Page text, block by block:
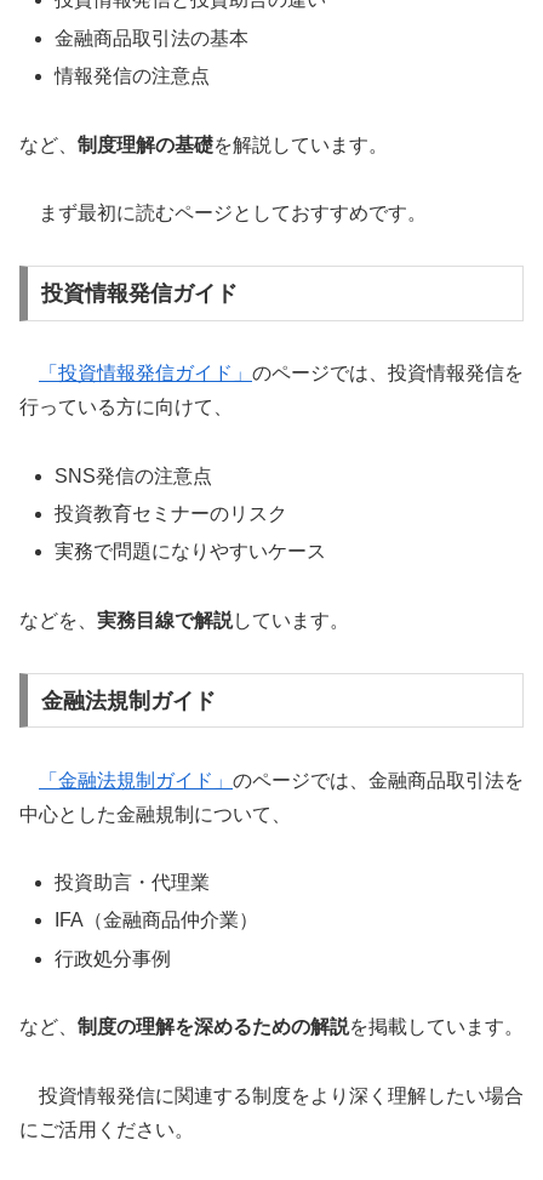
金融商品取引法の基本
情報発信の注意点
など、 制度理解の基礎を解説しています。
まず最初に読むページとしておすすめです。
投資情報発信ガイド
「投資情報発信ガイド」 のページでは、投資情報発信を
行っている方に向けて、
SNS発信の注意点
投資教育セミナーのリスク
実務で問題になりやすいケース
などを、 実務目線で解説しています。
金融法規制ガイド
「金融法規制ガイド」 のページでは、金融商品取引法を
中心とした金融規制について、
投資助言・代理業
IFA（金融商品仲介業）
行政処分事例
など、 制度の理解を深めるための解説を掲載しています。
投資情報発信に関連する制度をより深く理解したい場合
にご活用ください。